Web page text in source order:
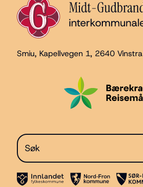
Smiu, Kapellvegen 1, 2640 Vinstra